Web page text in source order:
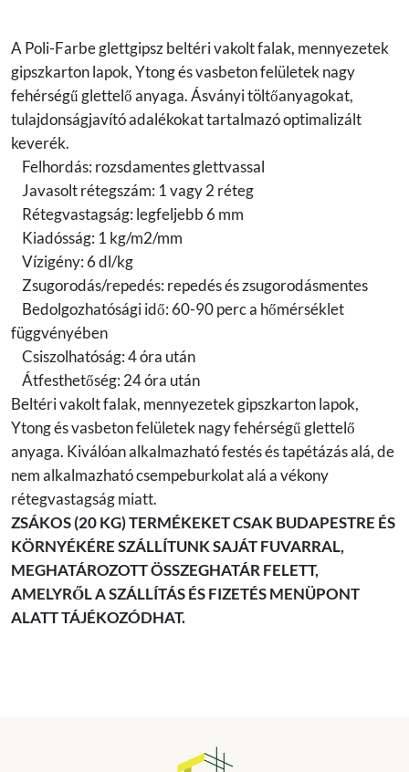
A Poli-Farbe glettgipsz beltéri vakolt falak, mennyezetek
gipszkarton lapok, Ytong és vasbeton felületek nagy
fehérségű glettelő anyaga. Ásványi töltőanyagokat,
tulajdonságjavító adalékokat tartalmazó optimalizált
keverék.
Felhordás: rozsdamentes glettvassal
Javasolt rétegszám: 1 vagy 2 réteg
Rétegvastagság: legfeljebb 6 mm
Kiadósság: 1 kg/m2/mm
Vízigény: 6 dl/kg
Zsugorodás/repedés: repedés és zsugorodásmentes
Bedolgozhatósági idő: 60-90 perc a hőmérséklet
függvényében
Csiszolhatóság: 4 óra után
Átfesthetőség: 24 óra után
Beltéri vakolt falak, mennyezetek gipszkarton lapok,
Ytong és vasbeton felületek nagy fehérségű glettelő
anyaga. Kiválóan alkalmazható festés és tapétázás alá, de
nem alkalmazható csempeburkolat alá a vékony
rétegvastagság miatt.
ZSÁKOS (20 KG) TERMÉKEKET CSAK BUDAPESTRE ÉS
KÖRNYÉKÉRE SZÁLLÍTUNK SAJÁT FUVARRAL,
MEGHATÁROZOTT ÖSSZEGHATÁR FELETT,
AMELYRŐL A SZÁLLÍTÁS ÉS FIZETÉS MENÜPONT
ALATT TÁJÉKOZÓDHAT.